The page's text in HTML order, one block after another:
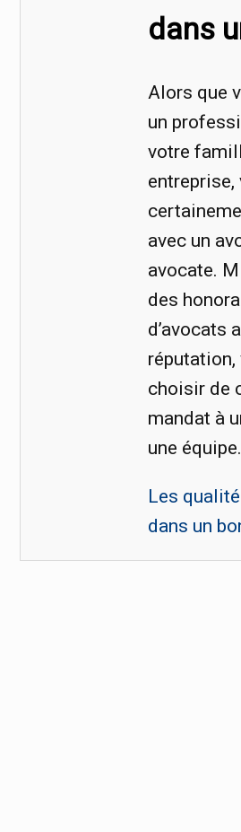
dans
Alors que
un
votre
entreprise,
avec un
avocate.
des
d’avocats
réputation,
choisir de
mandat à
une équipe.
Les
dans un